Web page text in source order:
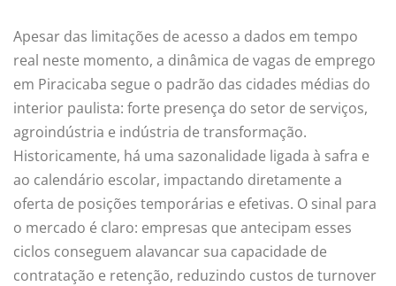
Apesar das limitações de acesso a dados em tempo
real neste momento, a dinâmica de vagas de emprego
em Piracicaba segue o padrão das cidades médias do
interior paulista: forte presença do setor de serviços,
agroindústria e indústria de transformação.
Historicamente, há uma sazonalidade ligada à safra e
ao calendário escolar, impactando diretamente a
oferta de posições temporárias e efetivas. O sinal para
o mercado é claro: empresas que antecipam esses
ciclos conseguem alavancar sua capacidade de
contratação e retenção, reduzindo custos de turnover